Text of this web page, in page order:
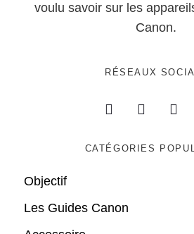
voulu savoir sur les
Canon.
RÉSEAUX
CATÉGORIES
Objectif
Les Guides Canon